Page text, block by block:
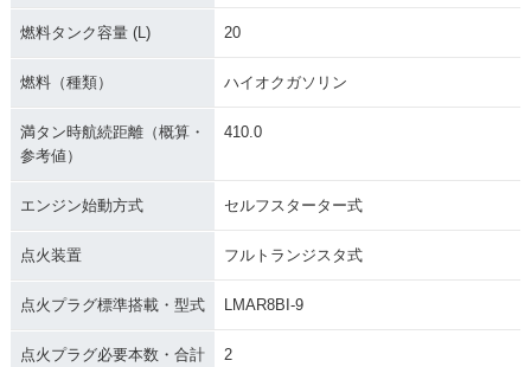
燃料タンク容量 (L) 20
燃料（種類） ハイオクガソリン
満タン時航続距離（概算・
参考値）
410.0
エンジン始動方式 セルフスターター式
点火装置 フルトランジスタ式
点火プラグ標準搭載・型式 LMAR8BI-9
点火プラグ必要本数・合計 2